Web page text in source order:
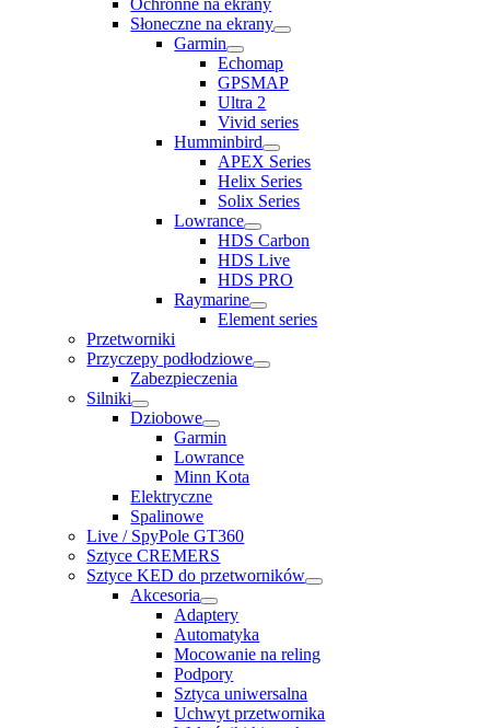
Ochronne na ekrany
Słoneczne na ekrany
Garmin
Echomap
GPSMAP
Ultra 2
Vivid series
Humminbird
APEX Series
Helix Series
Solix Series
Lowrance
HDS Carbon
HDS Live
HDS PRO
Raymarine
Element series
Przetworniki
Przyczepy podłodziowe
Zabezpieczenia
Silniki
Dziobowe
Garmin
Lowrance
Minn Kota
Elektryczne
Spalinowe
Live / SpyPole GT360
Sztyce CREMERS
Sztyce KED do przetworników
Akcesoria
Adaptery
Automatyka
Mocowanie na reling
Podpory
Sztyca uniwersalna
Uchwyt przetwornika